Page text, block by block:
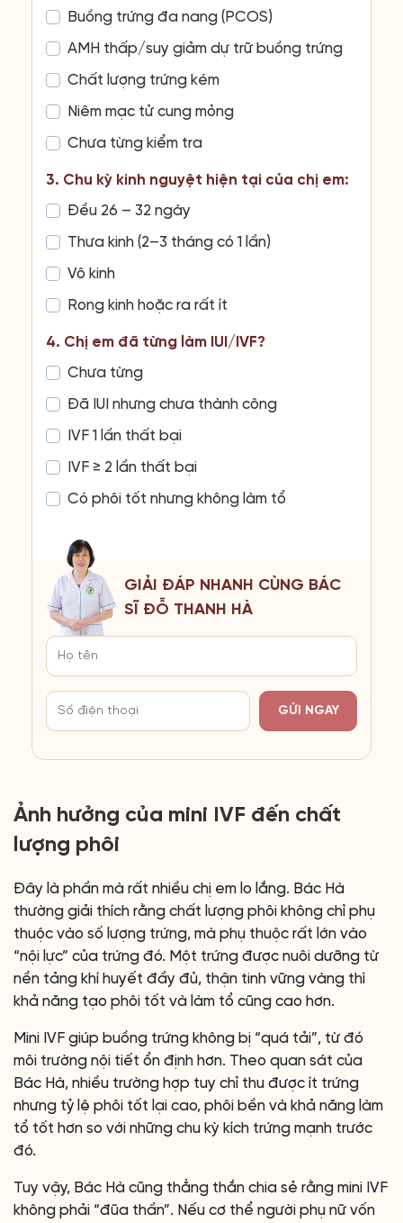
Buồng trứng đa nang (PCOS)
AMH thấp/suy giảm dự trữ buồng trứng
Chất lượng trứng kém
Niêm mạc tử cung mỏng
Chưa từng kiểm tra
3. Chu kỳ kinh nguyệt hiện tại của chị em:
Đều 26 – 32 ngày
Thưa kinh (2–3 tháng có 1 lần)
Vô kinh
Rong kinh hoặc ra rất ít
4. Chị em đã từng làm IUI/IVF?
Chưa từng
Đã IUI nhưng chưa thành công
IVF 1 lần thất bại
IVF ≥ 2 lần thất bại
Có phôi tốt nhưng không làm tổ
GIẢI ĐÁP NHANH CÙNG BÁC
SĨ ĐỖ THANH HÀ
GỬI NGAY
Ảnh hưởng của mini IVF đến chất
lượng phôi
Đây là phần mà rất nhiều chị em lo lắng. Bác Hà
thường giải thích rằng chất lượng phôi không chỉ phụ
thuộc vào số lượng trứng, mà phụ thuộc rất lớn vào
“nội lực” của trứng đó. Một trứng được nuôi dưỡng từ
nền tảng khí huyết đầy đủ, thận tinh vững vàng thì
khả năng tạo phôi tốt và làm tổ cũng cao hơn.
Mini IVF giúp buồng trứng không bị “quá tải”, từ đó
môi trường nội tiết ổn định hơn. Theo quan sát của
Bác Hà, nhiều trường hợp tuy chỉ thu được ít trứng
nhưng tỷ lệ phôi tốt lại cao, phôi bền và khả năng làm
tổ tốt hơn so với những chu kỳ kích trứng mạnh trước
đó.
Tuy vậy, Bác Hà cũng thẳng thắn chia sẻ rằng mini IVF
không phải “đũa thần”. Nếu cơ thể người phụ nữ vốn